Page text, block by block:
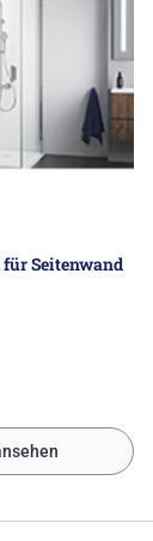
Seitenwand